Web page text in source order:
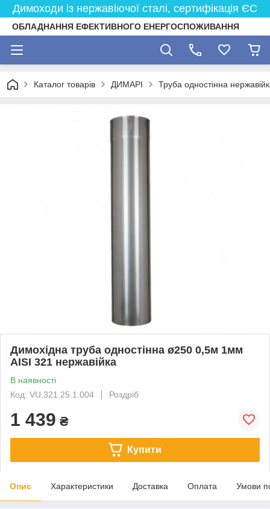
Димоходи із нержавіючої сталі, сертифікація ЄС
ОБЛАДНАННЯ ЕФЕКТИВНОГО ЕНЕРГОСПОЖИВАННЯ
Каталог товарів ДИМАРІ Труба одностінна
Димохідна труба одностінна ø250 0,5м 1мм
AISI 321 нержавійка
В наявності
Код: VU.321.25.1.004
Роздріб
1 439 ₴
Купити
Опис Характеристики Доставка Оплата Умови